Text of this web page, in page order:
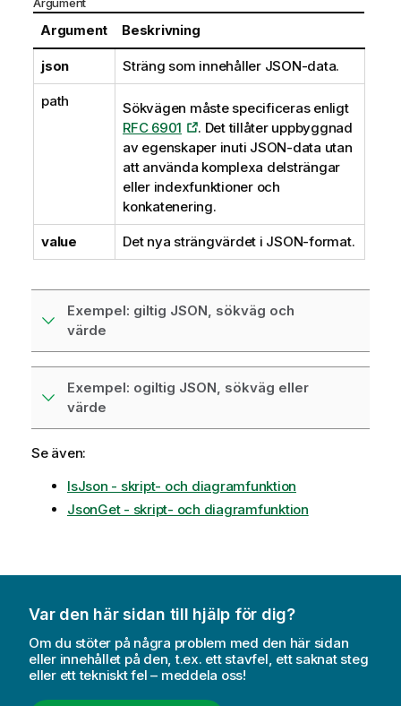
g
o
m
n
i
o
n
Argument Beskrivning
json Sträng som innehåller JSON-data.
path
Sökvägen måste specificeras enligt
RFC 6901
. Det tillåter uppbyggnad
av egenskaper inuti JSON-data utan
att använda komplexa delsträngar
eller indexfunktioner och
konkatenering.
value Det nya strängvärdet i JSON-format.
Exempel: giltig JSON, sökväg och
värde
Exempel: ogiltig JSON, sökväg eller
värde
Se även:
IsJson - skript- och diagramfunktion
JsonGet - skript- och diagramfunktion
Var den här sidan till hjälp för dig?
Om du stöter på några problem med den här sidan
eller innehållet på den, t.ex. ett stavfel, ett saknat steg
eller ett tekniskt fel – meddela oss!